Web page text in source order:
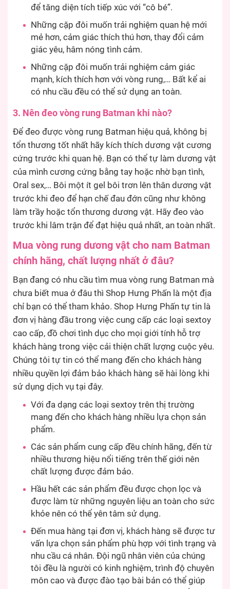
để tăng diện tích tiếp xúc với “cô bé”.
Những cặp đôi muốn trải nghiệm quan hệ mới
mẻ hơn, cảm giác thích thú hơn, thay đổi cảm
giác yêu, hâm nóng tình cảm.
Những cặp đôi muốn trải nghiệm cảm giác
mạnh, kích thích hơn với vòng rung,… Bất kể ai
có nhu cầu đều có thể sử dụng an toàn.
3. Nên đeo vòng rung Batman khi nào?
Để đeo được vòng rung Batman hiệu quả, không bị
tổn thương tốt nhất hãy kích thích dương vật cương
cứng trước khi quan hệ. Bạn có thể tự làm dương vật
của mình cương cứng bằng tay hoặc nhờ bạn tình,
Oral sex,… Bôi một ít gel bôi trơn lên thân dương vật
trước khi đeo để hạn chế đau đớn cũng như không
làm trầy hoặc tổn thương dương vật. Hãy đeo vào
trước khi lâm trận để đạt hiệu quả nhất, an toàn nhất.
Mua vòng rung dương vật cho nam Batman
chính hãng, chất lượng nhất ở đâu?
Bạn đang có nhu cầu tìm mua vòng rung Batman mà
chưa biết mua ở đâu thì Shop Hưng Phấn là một địa
chỉ bạn có thể tham khảo. Shop Hưng Phấn tự tin là
đơn vị hàng đầu trong việc cung cấp các loại sextoy
cao cấp, đồ chơi tình dục cho mọi giới tính hỗ trợ
khách hàng trong việc cải thiện chất lượng cuộc yêu.
Chúng tôi tự tin có thể mang đến cho khách hàng
nhiều quyền lợi đảm bảo khách hàng sẽ hài lòng khi
sử dụng dịch vụ tại đây.
Với đa dạng các loại sextoy trên thị trường
mang đến cho khách hàng nhiều lựa chọn sản
phẩm.
Các sản phẩm cung cấp đều chính hãng, đến từ
nhiều thương hiệu nổi tiếng trên thế giới nên
chất lượng được đảm bảo.
Hầu hết các sản phẩm đều được chọn lọc và
được làm từ những nguyên liệu an toàn cho sức
khỏe nên có thể yên tâm sử dụng.
Đến mua hàng tại đơn vị, khách hàng sẽ được tư
vấn lựa chọn sản phẩm phù hợp với tình trạng và
nhu cầu cá nhân. Đội ngũ nhân viên của chúng
tôi đều là người có kinh nghiệm, trình độ chuyên
môn cao và được đào tạo bài bản có thể giúp